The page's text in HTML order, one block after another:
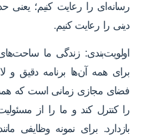
رسانه‌ای را رعایت کنیم؛
دینی را رعایت کنیم.
اولویت‌بندی: زندگی ما ساحت‌های
برای همه آن‌ها برنامه دقیق و
فضای مجازی زمانی است که
را کنترل کند و ما را از
بازدارد. برای نمونه وظایفی